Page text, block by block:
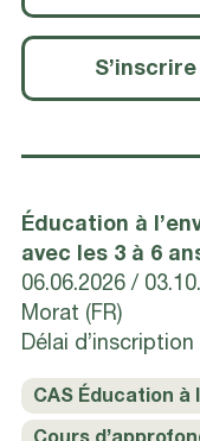
S’inscrire
Éducation à
avec les 3 à 6
06.06.2026
Morat (FR)
Délai d’inscription
CAS Éducation à